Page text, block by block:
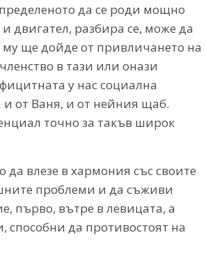
да се роди мощно
двигател, разбира се, може да
ще дойде от привличането на
в тази или онази
у нас социална
и от Ваня, и от нейния щаб.
точно за такъв широк
влезе в хармония със своите
проблеми и да съживи
първо, вътре в левицата, а
способни да противостоят на